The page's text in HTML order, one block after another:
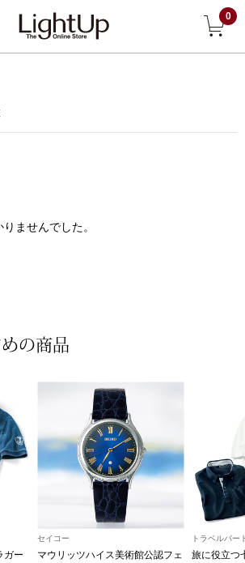
0
すべて見る アウター
ポロシャツ
トレーナー／
ませんでした。
の商品
ガー
セイコー
マウリッツハイス美術館公認フェ
トラベルパー
旅に役立つ